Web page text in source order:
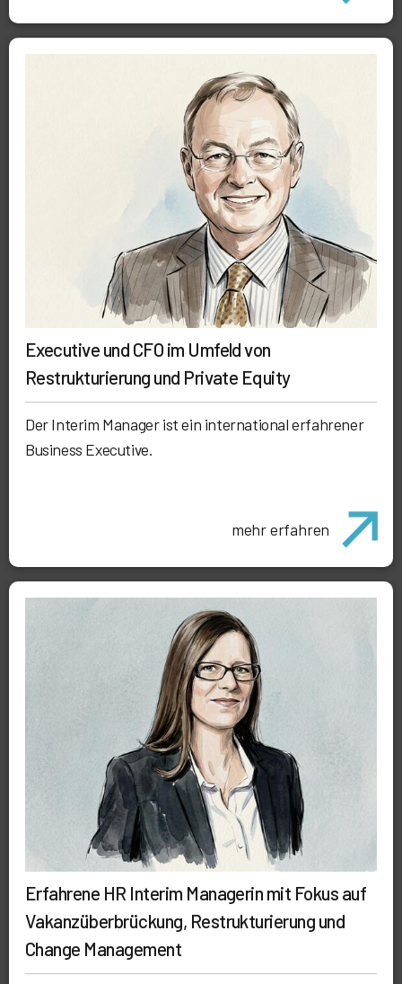
Executive und CFO im Umfeld von
Restrukturierung und Private Equity
Der Interim Manager ist ein international erfahrener
Business Executive.
mehr erfahren
Erfahrene HR Interim Managerin mit Fokus auf
Vakanzüberbrückung, Restrukturierung und
Change Management